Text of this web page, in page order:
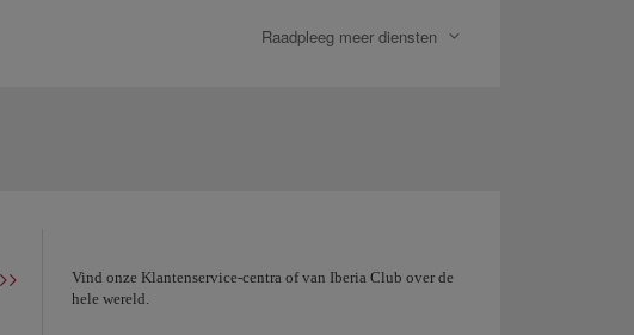
Raadpleeg meer diensten
Vind onze Klantenservice-centra of van Iberia Club over de
hele wereld.